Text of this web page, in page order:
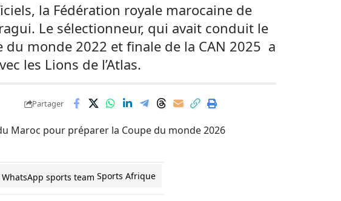
la Fédération royale marocaine de
Le sélectionneur, qui avait conduit le
monde 2022 et finale de la CAN 2025 a
les Lions de l’Atlas.
Partager
Sports Afrique